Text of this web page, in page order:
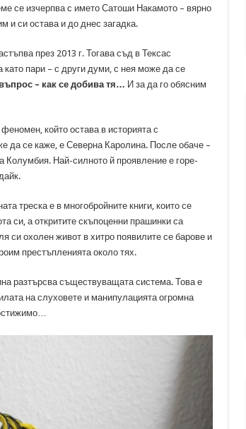
се изчерпва с името Сатоши Накамото – вярно
и си остава и до днес загадка.
през 2013 г. Тогава съд в Тексас
като пари – с други думи, с нея може да се
– как се добива тя… И за да го обясним
който остава в историята с
да се каже, е Северна Каролина. После обаче –
Колумбия. Най-силното й проявление е горе-
треска е в многобройните книги, които се
си, а откритите скъпоценни прашинки са
си охолен живот в хитро появилите се барове и
престъпленията около тях.
разтърсва съществуващата система. Това е
на слуховете и манипулацията огромна